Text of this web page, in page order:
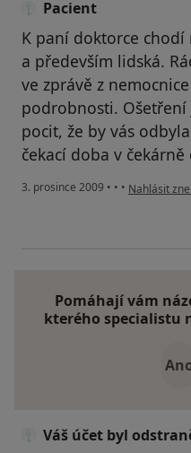
Pacient
K paní doktorce chodí
a především lidská.
ve zprávě z
podrobnosti.
pocit, že by vás
čekací doba v
3. prosince 2009 • • • podle
Nahlásit
Pomáhají vám
kterého specialistu
Váš účet byl